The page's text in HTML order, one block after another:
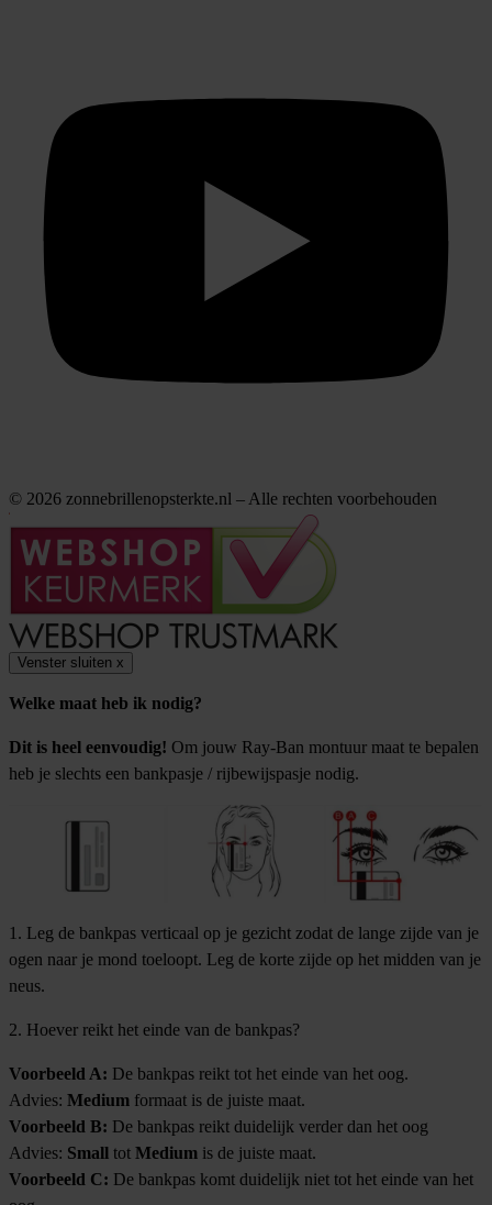
© 2026 zonnebrillenopsterkte.nl – Alle rechten voorbehouden
Venster sluiten x
Welke maat heb ik nodig?
Dit is heel eenvoudig! Om jouw Ray-Ban montuur maat te bepalen
heb je slechts een bankpasje / rijbewijspasje nodig.
1. Leg de bankpas verticaal op je gezicht zodat de lange zijde van je
ogen naar je mond toeloopt. Leg de korte zijde op het midden van je
neus.
2. Hoever reikt het einde van de bankpas?
Voorbeeld A: De bankpas reikt tot het einde van het oog.
Advies: Medium formaat is de juiste maat.
Voorbeeld B: De bankpas reikt duidelijk verder dan het oog
Advies: Small tot Medium is de juiste maat.
Voorbeeld C: De bankpas komt duidelijk niet tot het einde van het